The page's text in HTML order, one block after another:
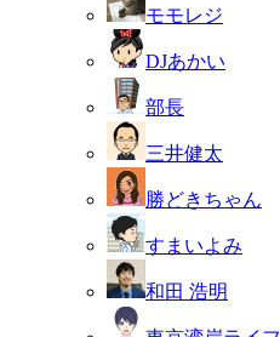
モモレジ
DJあかい
部長
三井健太
勝どきちゃん
すまいよみ
和田 浩明